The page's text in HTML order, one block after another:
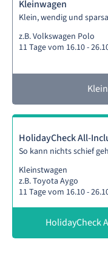
Kleinwagen
Klein, wendig und
z.B. Volkswagen Polo
11 Tage vom 16.10 -
HolidayCheck All-
So kann nichts schief
Kleinstwagen
z.B. Toyota Aygo
11 Tage vom 16.10 -
HolidayCheck